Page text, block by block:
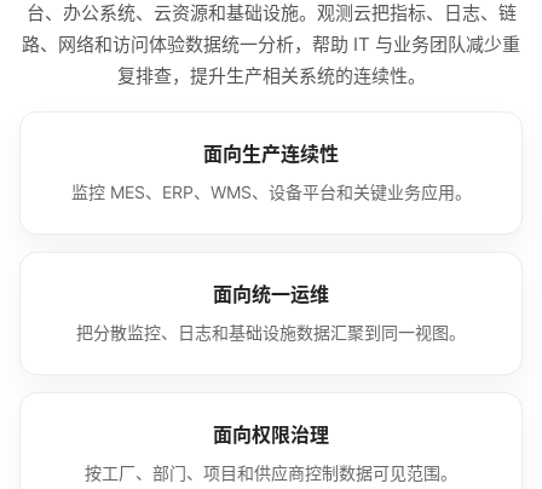
台、办公系统、云资源和基础设施。观测云把指标、日志、链
路、网络和访问体验数据统一分析，帮助 IT 与业务团队减少重
复排查，提升生产相关系统的连续性。
面向生产连续性
监控 MES、ERP、WMS、设备平台和关键业务应用。
面向统一运维
把分散监控、日志和基础设施数据汇聚到同一视图。
面向权限治理
按工厂、部门、项目和供应商控制数据可见范围。